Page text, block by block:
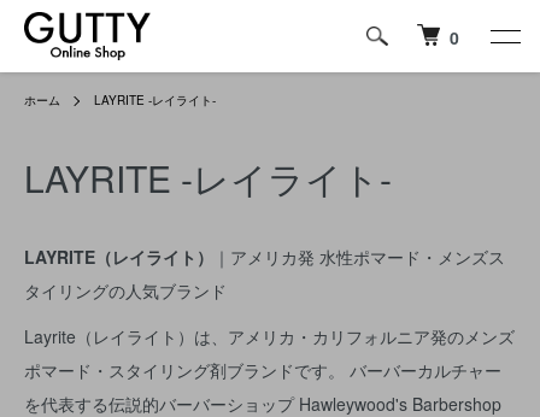
0
ホーム LAYRITE -レイライト-
LAYRITE -レイライト-
LAYRITE（レイライト）
｜アメリカ発 水性ポマード・メンズス
タイリングの人気ブランド
Layrite（レイライト）は、アメリカ・カリフォルニア発のメンズ
ポマード・スタイリング剤ブランドです。 バーバーカルチャー
を代表する伝説的バーバーショップ Hawleywood's Barbershop